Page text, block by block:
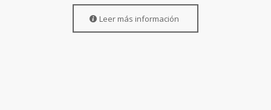
Leer más información